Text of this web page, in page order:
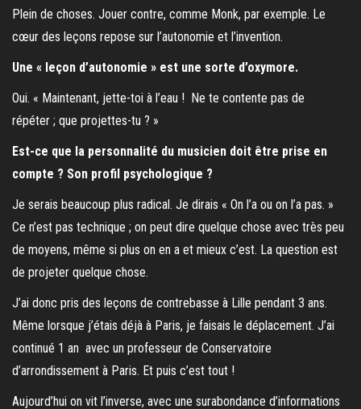
Plein de choses. Jouer contre, comme Monk, par exemple. Le
cœur des leçons repose sur l’autonomie et l’invention.
Une « leçon d’autonomie » est une sorte d’oxymore.
Oui. « Maintenant, jette-toi à l’eau ! Ne te contente pas de
répéter ; que projettes-tu ? »
Est-ce que la personnalité du musicien doit être prise en
compte ? Son profil psychologique ?
Je serais beaucoup plus radical. Je dirais « On l’a ou on l’a pas. »
Ce n’est pas technique ; on peut dire quelque chose avec très peu
de moyens, même si plus on en a et mieux c’est. La question est
de projeter quelque chose.
J’ai donc pris des leçons de contrebasse à Lille pendant 3 ans.
Même lorsque j’étais déjà à Paris, je faisais le déplacement. J’ai
continué 1 an avec un professeur de Conservatoire
d’arrondissement à Paris. Et puis c’est tout !
Aujourd’hui on vit l’inverse, avec une surabondance d’informations